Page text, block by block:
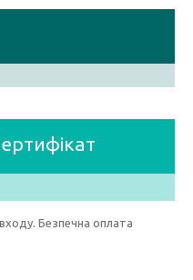
Безпечна оплата